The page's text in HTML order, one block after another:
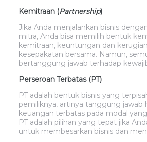
Kemitraan (Partnership)
Jika Anda menjalankan bisnis
mitra, Anda bisa memilih bentuk
kemitraan, keuntungan dan
kesepakatan bersama. Namun,
bertanggung jawab terhadap
Perseroan Terbatas (PT)
PT adalah bentuk bisnis yang
pemiliknya, artinya tanggung jawab
keuangan terbatas pada modal
PT adalah pilihan yang tepat jika
untuk membesarkan bisnis dan